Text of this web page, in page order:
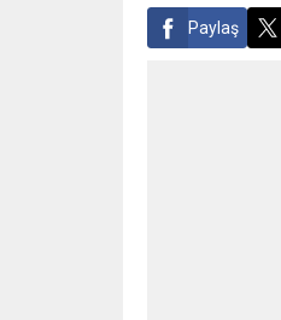
Paylaş